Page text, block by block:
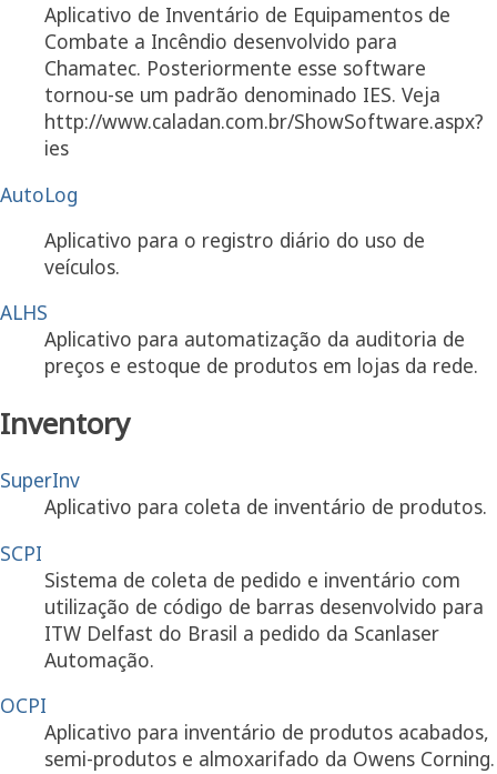
Aplicativo de Inventário de Equipamentos de
Combate a Incêndio desenvolvido para
Chamatec. Posteriormente esse software
tornou-se um padrão denominado IES. Veja
http://www.caladan.com.br/ShowSoftware.aspx?
ies
AutoLog
Aplicativo para o registro diário do uso de
veículos.
ALHS
Aplicativo para automatização da auditoria de
preços e estoque de produtos em lojas da rede.
Inventory
SuperInv
Aplicativo para coleta de inventário de produtos.
SCPI
Sistema de coleta de pedido e inventário com
utilização de código de barras desenvolvido para
ITW Delfast do Brasil a pedido da Scanlaser
Automação.
OCPI
Aplicativo para inventário de produtos acabados,
semi-produtos e almoxarifado da Owens Corning.